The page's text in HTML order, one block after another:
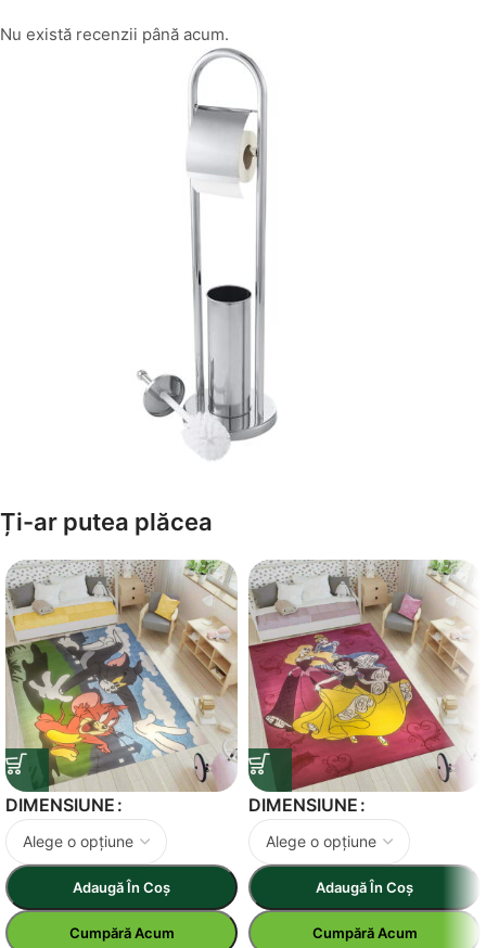
Nu există recenzii până acum.
Suporți Hârtie Igenică
Vezi Oferta
Ți-ar putea plăcea
DIMENSIUNE
Adaugă În Coș
Cumpără Acum
DIMENSIUNE
Adaugă În Coș
Cumpără Acum